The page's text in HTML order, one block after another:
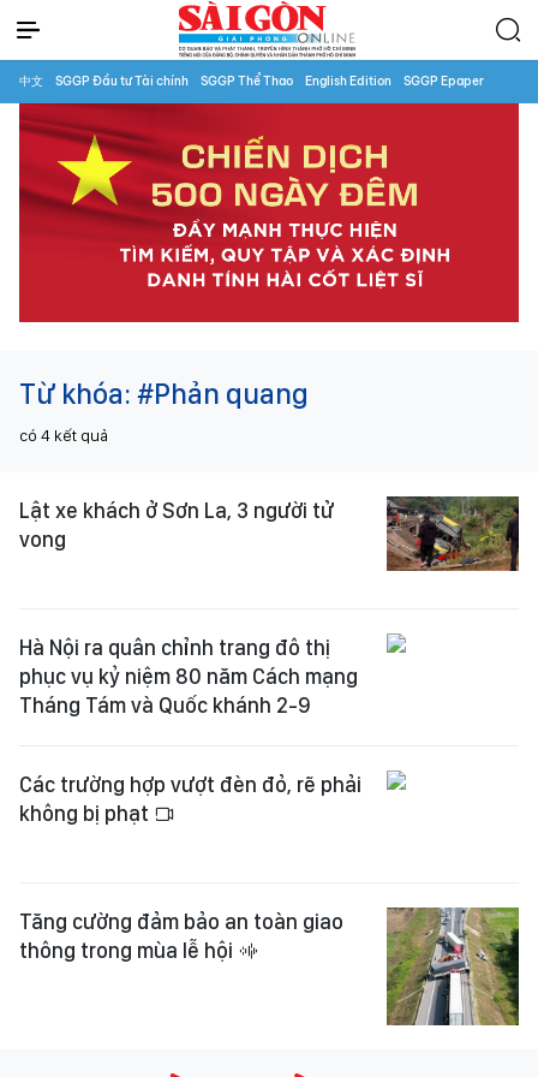
中文 SGGP Đầu tư Tài chính SGGP Thể Thao English Edition SGGP Epaper
Từ khóa: #Phản quang
có 4 kết quả
Lật xe khách ở Sơn La, 3 người tử
vong
Hà Nội ra quân chỉnh trang đô thị
phục vụ kỷ niệm 80 năm Cách mạng
Tháng Tám và Quốc khánh 2-9
Các trường hợp vượt đèn đỏ, rẽ phải
không bị phạt
Tăng cường đảm bảo an toàn giao
thông trong mùa lễ hội